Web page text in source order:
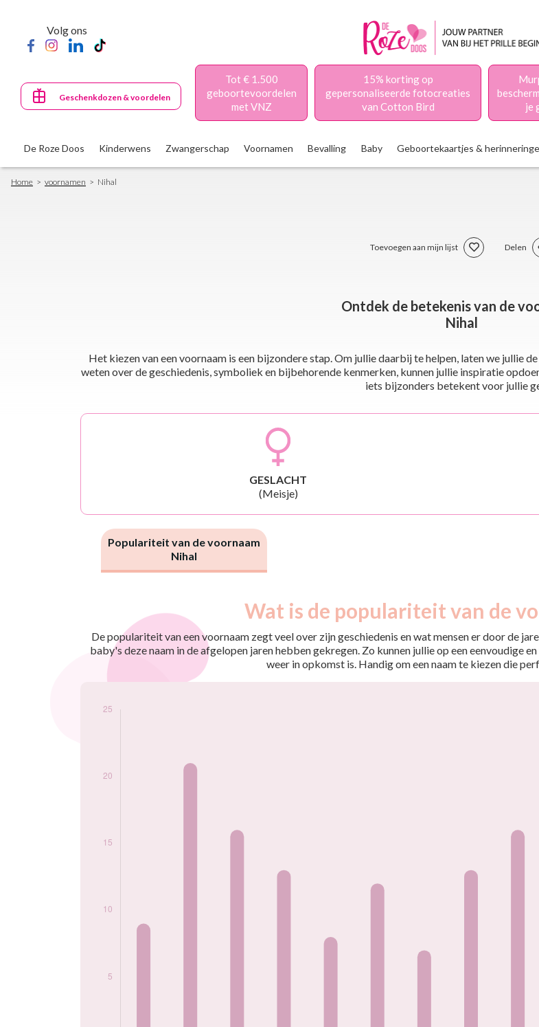
content
Volg ons
Geschenkdozen & voordelen
Tot € 1.500
geboortevoordelen
met VNZ
15% korting op
gepersonaliseerde fotocreaties
van Cotton Bird
je
De Roze Doos Kinderwens Zwangerschap Voornamen Bevalling Baby Geboortekaartjes &
Breadcrumb
Home voornamen Nihal
Toevoegen aan mijn lijst Delen
Ontdek de betekenis van de
Nihal
Het kiezen van een voornaam is een bijzondere stap. Om jullie daarbij te helpen, laten we jullie
weten over de geschiedenis, symboliek en bijbehorende kenmerken, kunnen jullie inspiratie
iets bijzonders betekent voor jullie
GESLACHT
(Meisje)
Populariteit van de voornaam
Nihal
Wat is de populariteit van de
De populariteit van een voornaam zegt veel over zijn geschiedenis en wat mensen er door de
baby's deze naam in de afgelopen jaren hebben gekregen. Zo kunnen jullie op een eenvoudige
weer in opkomst is. Handig om een naam te kiezen die
année
2009
5
2010
9
2014
8
2023